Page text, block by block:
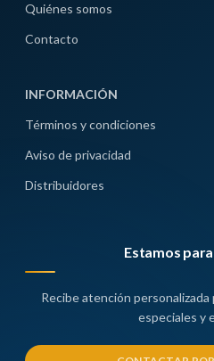
Quiénes somos
Contacto
INFORMACIÓN
Términos y condiciones
Aviso de privacidad
Distribuidores
Estamos
Recibe atención
especiales y